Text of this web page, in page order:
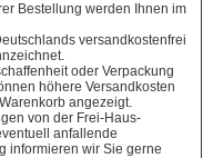
Bestellung werden Ihnen im
versandkostenfrei
oder Verpackung
höhere Versandkosten
angezeigt.
von der Frei-Haus-
anfallende
informieren wir Sie gerne